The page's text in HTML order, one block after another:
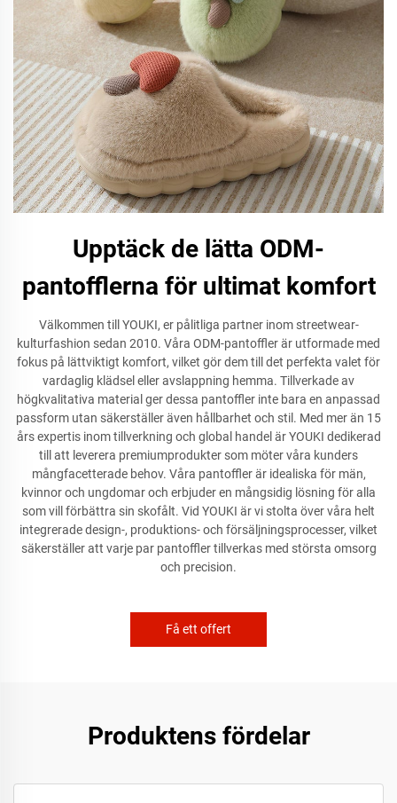
Upptäck de lätta ODM-
pantofflerna för ultimat komfort
Välkommen till YOUKI, er pålitliga partner inom streetwear-
kulturfashion sedan 2010. Våra ODM-pantoffler är utformade med
fokus på lättviktigt komfort, vilket gör dem till det perfekta valet för
vardaglig klädsel eller avslappning hemma. Tillverkade av
högkvalitativa material ger dessa pantoffler inte bara en anpassad
passform utan säkerställer även hållbarhet och stil. Med mer än 15
års expertis inom tillverkning och global handel är YOUKI dedikerad
till att leverera premiumprodukter som möter våra kunders
mångfacetterade behov. Våra pantoffler är idealiska för män,
kvinnor och ungdomar och erbjuder en mångsidig lösning för alla
som vill förbättra sin skofålt. Vid YOUKI är vi stolta över våra helt
integrerade design-, produktions- och försäljningsprocesser, vilket
säkerställer att varje par pantoffler tillverkas med största omsorg
och precision.
Få ett offert
Produktens fördelar